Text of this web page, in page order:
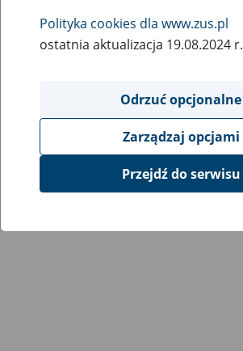
Polityka cookies dla www.zus.pl
ostatnia aktualizacja 19.08.2024 r.
Odrzuć opcjonalne
Zarządzaj opcjami
Przejdź do serwisu